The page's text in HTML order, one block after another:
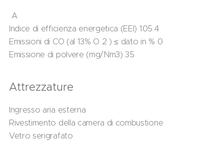
A
Indice di efficienza energetica (EEI) 105.4
Emissioni di CO (al 13% O 2 ) ≤ dato in % 0
Emissione di polvere (mg/Nm3) 35
Attrezzature
Ingresso aria esterna
Rivestimento della camera di combustione
Vetro serigrafato